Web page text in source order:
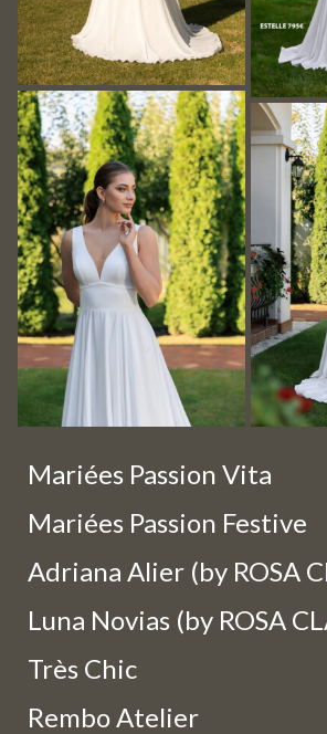
Mariées Passion Vita
Mariées Passion Festive
Adriana Alier (by ROSA
Luna Novias (by ROSA
Très Chic
Rembo Atelier